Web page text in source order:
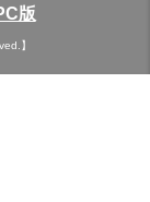
版
】